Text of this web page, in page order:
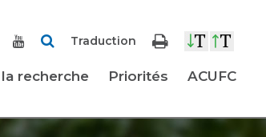
Traduction
recherche Priorités ACUFC